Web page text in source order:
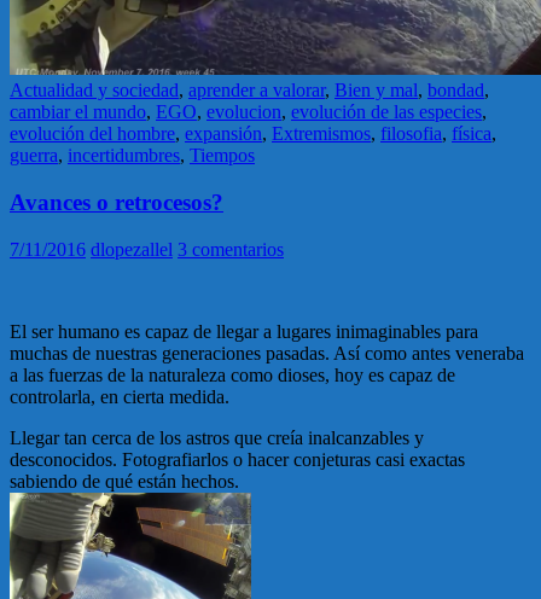
Actualidad y sociedad, aprender a valorar, Bien y mal, bondad,
cambiar el mundo, EGO, evolucion, evolución de las especies,
evolución del hombre, expansión, Extremismos, filosofia, física,
guerra, incertidumbres, Tiempos
Avances o retrocesos?
7/11/2016 dlopezallel 3 comentarios
El ser humano es capaz de llegar a lugares inimaginables para
muchas de nuestras generaciones pasadas. Así como antes veneraba
a las fuerzas de la naturaleza como dioses, hoy es capaz de
controlarla, en cierta medida.
Llegar tan cerca de los astros que creía inalcanzables y
desconocidos. Fotografiarlos o hacer conjeturas casi exactas
sabiendo de qué están hechos.